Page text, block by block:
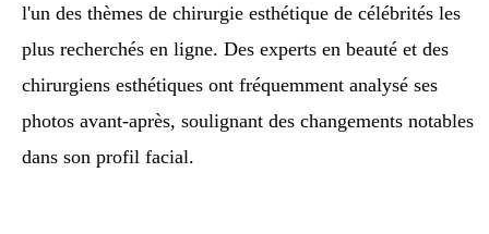
l'un des thèmes de chirurgie esthétique de célébrités les
plus recherchés en ligne. Des experts en beauté et des
chirurgiens esthétiques ont fréquemment analysé ses
photos avant-après, soulignant des changements notables
dans son profil facial.